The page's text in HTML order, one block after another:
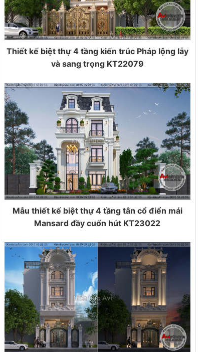
Thiết kế biệt thự 4 tầng kiến trúc Pháp lộng lẫy
và sang trọng KT22079
Mẫu thiết kế biệt thự 4 tầng tân cổ điển mái
Mansard đầy cuốn hút KT23022